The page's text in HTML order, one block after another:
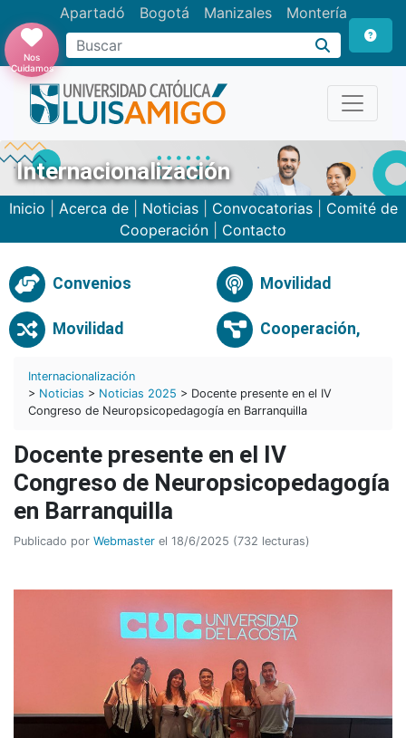
Apartadó Bogotá Manizales Montería
Buscar
Nos
Cuidamos
Internacionalización
Inicio Acerca de| Noticias| Convocatorias| Comité de
Cooperación
Contacto
Convenios Movilidad
Movilidad Cooperación,
Internacionalización
> Noticias > Noticias 2025 > Docente presente en el IV
Congreso de Neuropsicopedagogía en Barranquilla
Docente presente en el IV
Congreso de Neuropsicopedagogía
en Barranquilla
Publicado por Webmaster el 18/6/2025 (732 lecturas)